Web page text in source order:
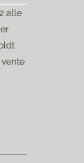
alle